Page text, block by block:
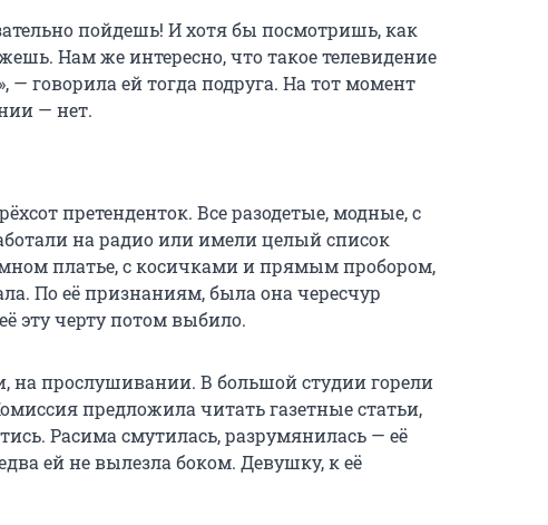
пойдешь! И хотя бы посмотришь, как
Нам же интересно, что такое телевидение
— говорила ей тогда подруга. На тот момент
— нет.
претенденток. Все разодетые, модные, с
на радио или имели целый список
платье, с косичками и прямым пробором,
По её признаниям, была она чересчур
эту черту потом выбило.
на прослушивании. В большой студии горели
предложила читать газетные статьи,
Расима смутилась, разрумянилась — её
ей не вылезла боком. Девушку, к её